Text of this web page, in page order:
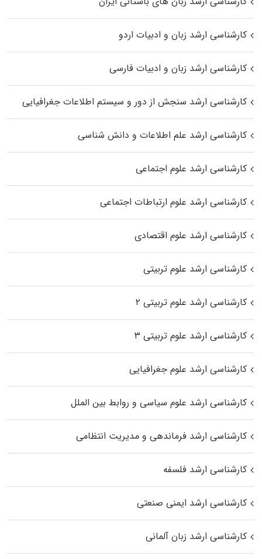
کارشناسی ارشد زبان و ادبیات اردو
کارشناسی ارشد زبان و ادبیات فارسی
کارشناسی ارشد سنجش از دور و سیستم اطلاعات جغرافیایی
کارشناسی ارشد علم اطلاعات و دانش شناسی
کارشناسی ارشد علوم اجتماعی
کارشناسی ارشد علوم ارتباطات اجتماعی
کارشناسی ارشد علوم اقتصادی
کارشناسی ارشد علوم تربیتی
کارشناسی ارشد علوم تربیتی ۲
کارشناسی ارشد علوم تربیتی ۳
کارشناسی ارشد علوم جغرافیایی
کارشناسی ارشد علوم سیاسی و روابط بین الملل
کارشناسی ارشد فرماندهی و مدیریت انتظامی
کارشناسی ارشد فلسفه
کارشناسی ارشد ایمنی صنعتی
کارشناسی ارشد زبان آلمانی